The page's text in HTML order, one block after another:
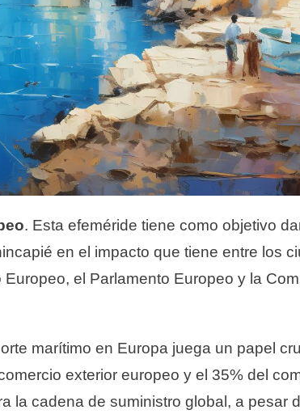
. Esta efeméride tiene como objetivo
en el impacto que tiene entre los
el Parlamento Europeo y la
marítimo en Europa juega un papel
exterior europeo y el 35% del
la cadena de suministro global, a pesar